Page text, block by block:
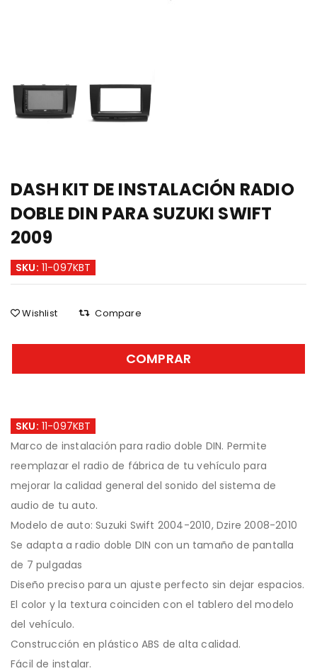
DASH KIT DE INSTALACIÓN RADIO
DOBLE DIN PARA SUZUKI SWIFT
2009
SKU: 11-097KBT
Wishlist Compare
COMPRAR
SKU: 11-097KBT
Marco de instalación para radio doble DIN. Permite
reemplazar el radio de fábrica de tu vehículo para
mejorar la calidad general del sonido del sistema de
audio de tu auto.
Modelo de auto: Suzuki Swift 2004-2010, Dzire 2008-2010
Se adapta a radio doble DIN con un tamaño de pantalla
de 7 pulgadas
Diseño preciso para un ajuste perfecto sin dejar espacios.
El color y la textura coinciden con el tablero del modelo
del vehículo.
Construcción en plástico ABS de alta calidad.
Fácil de instalar.